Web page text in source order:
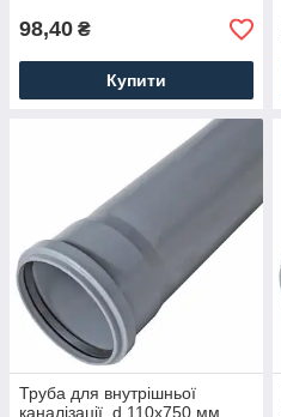
98,40 ₴
Купити
Труба для внутрішньої
каналізації, d 110x750 мм,